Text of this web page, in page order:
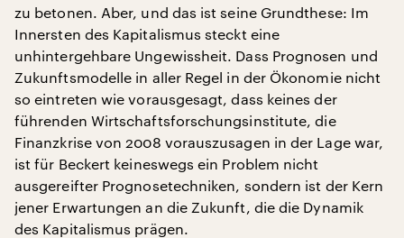
zu betonen. Aber, und das ist seine Grundthese: Im
Innersten des Kapitalismus steckt eine
unhintergehbare Ungewissheit. Dass Prognosen und
Zukunftsmodelle in aller Regel in der Ökonomie nicht
so eintreten wie vorausgesagt, dass keines der
führenden Wirtschaftsforschungsinstitute, die
Finanzkrise von 2008 vorauszusagen in der Lage war,
ist für Beckert keineswegs ein Problem nicht
ausgereifter Prognosetechniken, sondern ist der Kern
jener Erwartungen an die Zukunft, die die Dynamik
des Kapitalismus prägen.